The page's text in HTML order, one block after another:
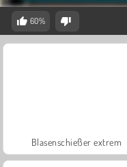
60%
Blasenschießer extrem